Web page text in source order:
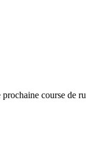
course de